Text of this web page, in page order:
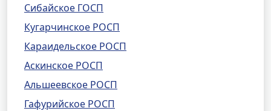
Сибайское ГОСП
Кугарчинское РОСП
Караидельское РОСП
Аскинское РОСП
Альшеевское РОСП
Гафурийское РОСП